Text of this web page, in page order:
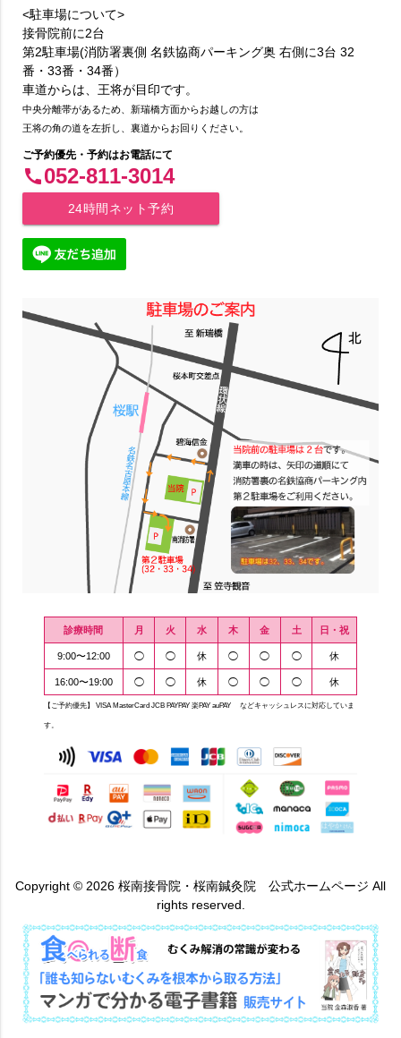
<駐車場について>
接骨院前に2台
第2駐車場(消防署裏側 名鉄協商パーキング奥 右側に3台 32
番・33番・34番）
車道からは、王将が目印です。
中央分離帯があるため、新瑞橋方面からお越しの方は
王将の角の道を左折し、裏道からお回りください。
ご予約優先・予約はお電話にて
call052-811-3014
24時間ネット予約
診療時間 月 火 水 木 金 土 日・祝
9:00〜12:00 ◯ ◯ 休 ◯ ◯ ◯ 休
16:00〜19:00 ◯ ◯ 休 ◯ ◯ ◯ 休
【ご予約優先】 VISA MasterCard JCB PAYPAY 楽PAY auPAY などキャッシュレスに対応していま
す。
Copyright © 2026 桜南接骨院・桜南鍼灸院 公式ホームページ All
rights reserved.